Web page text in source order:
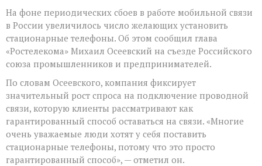
россияне
возвращаются
к
стационарным
телефонам
На фоне периодических сбоев в работе мобильной связи
в России увеличилось число желающих установить
стационарные телефоны. Об этом сообщил глава
«Ростелекома» Михаил Осеевский на съезде Российского
союза промышленников и предпринимателей.
По словам Осеевского, компания фиксирует
значительный рост спроса на подключение проводной
связи, которую клиенты рассматривают как
гарантированный способ оставаться на связи. «Многие
очень уважаемые люди хотят у себя поставить
стационарные телефоны, потому что это просто
гарантированный способ», — отметил он.